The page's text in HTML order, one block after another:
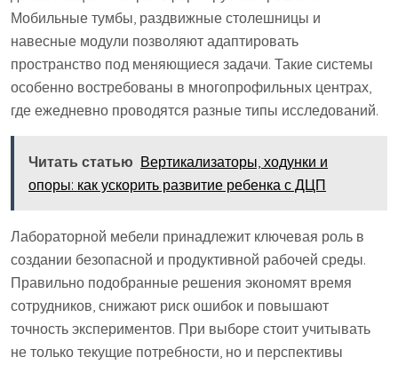
Мобильные тумбы, раздвижные столешницы и
навесные модули позволяют адаптировать
пространство под меняющиеся задачи. Такие системы
особенно востребованы в многопрофильных центрах,
где ежедневно проводятся разные типы исследований.
Читать статью Вертикализаторы, ходунки и
опоры: как ускорить развитие ребенка с ДЦП
Лабораторной мебели принадлежит ключевая роль в
создании безопасной и продуктивной рабочей среды.
Правильно подобранные решения экономят время
сотрудников, снижают риск ошибок и повышают
точность экспериментов. При выборе стоит учитывать
не только текущие потребности, но и перспективы